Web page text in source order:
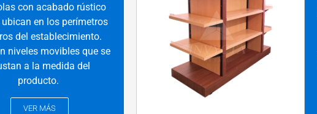
con acabado rústico
ubican en los perímetros
del establecimiento.
niveles movibles que se
a la medida del
producto.
VER MÁS